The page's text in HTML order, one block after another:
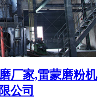
厂家,雷蒙磨粉机
公司